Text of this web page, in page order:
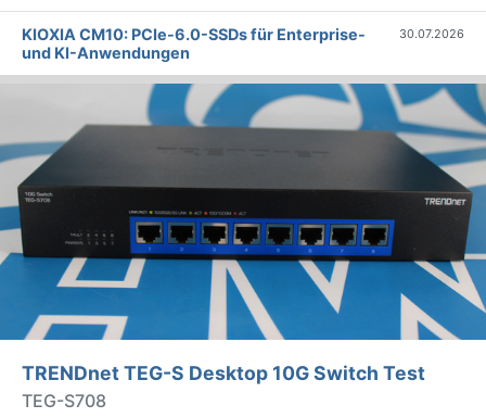
KIOXIA CM10: PCIe-6.0-SSDs für Enterprise-
und KI-Anwendungen
30.07.2026
TRENDnet TEG-S Desktop 10G Switch Test
TEG-S708